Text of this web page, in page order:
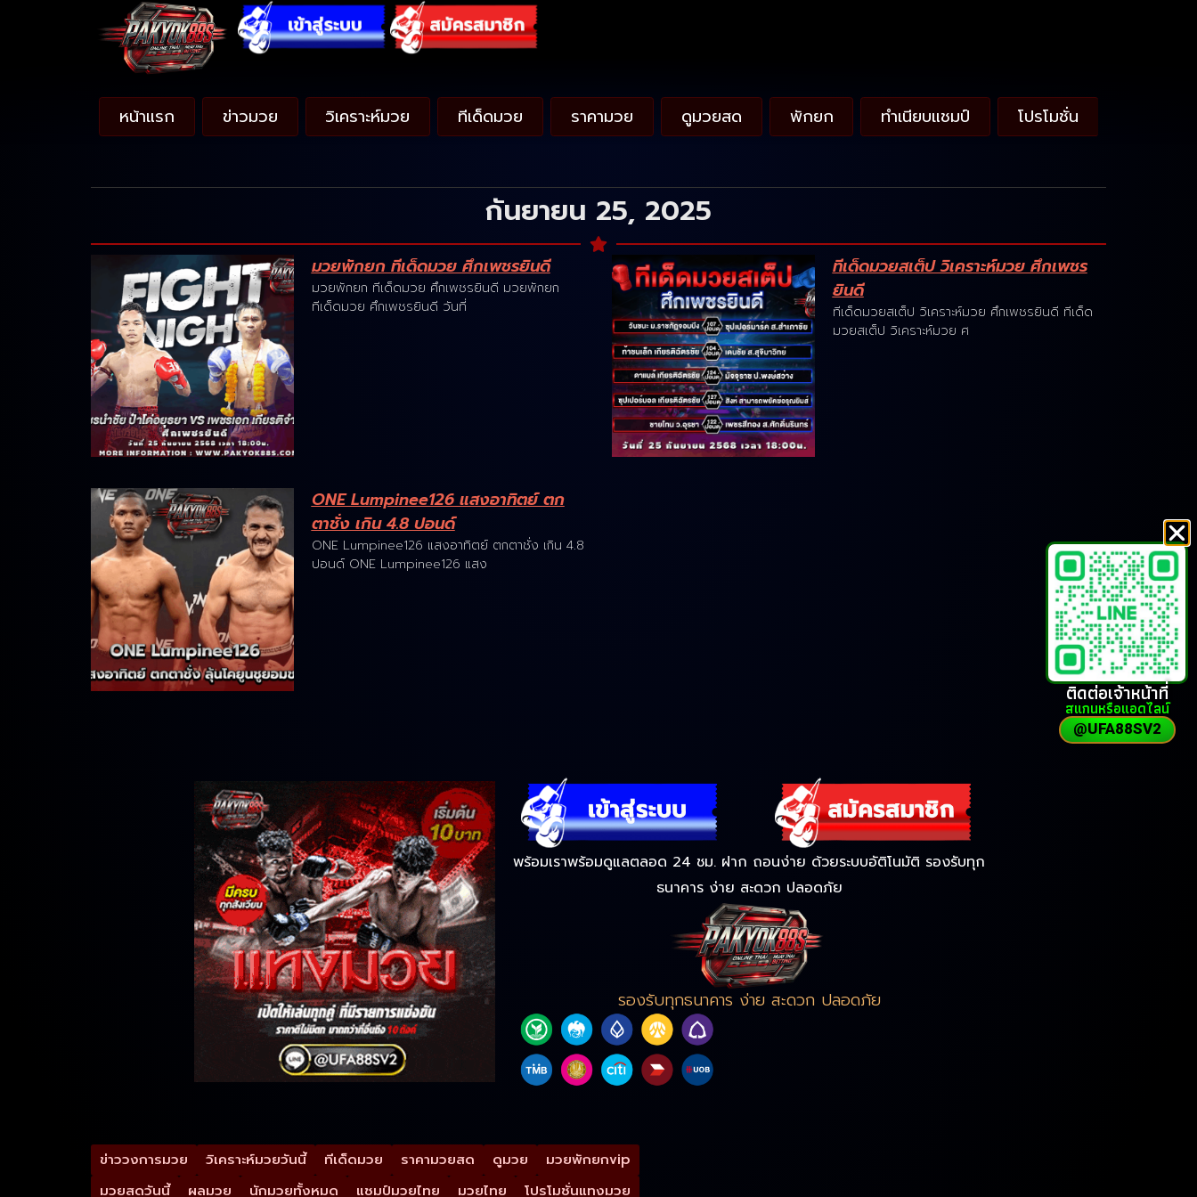
หน้าแรก ข่าวมวย วิเคราะห์มวย ทีเด็ดมวย ราคามวย ดูมวยสด พักยก ทำเนียบแชมป์ โปรโมชั่น
กันยายน 25, 2025
มวยพักยก ทีเด็ดมวย ศึกเพชรยินดี
มวยพักยก ทีเด็ดมวย ศึกเพชรยินดี มวยพักยก
ทีเด็ดมวย ศึกเพชรยินดี วันที่
ทีเด็ดมวยสเต็ป วิเคราะห์มวย ศึกเพชร
ยินดี
ทีเด็ดมวยสเต็ป วิเคราะห์มวย ศึกเพชรยินดี ทีเด็ด
มวยสเต็ป วิเคราะห์มวย ศ
ONE Lumpinee126 แสงอาทิตย์ ตก
ตาชั่ง เกิน 4.8 ปอนด์
ONE Lumpinee126 แสงอาทิตย์ ตกตาชั่ง เกิน 4.8
ปอนด์ ONE Lumpinee126 แสง
พร้อมเราพร้อมดูแลตลอด 24 ชม. ฝาก ถอนง่าย ด้วยระบบอัติโนมัติ รองรับทุก
ธนาคาร ง่าย สะดวก ปลอดภัย
รองรับทุกธนาคาร ง่าย สะดวก ปลอดภัย
ข่าววงการมวย วิเคราะห์มวยวันนี้ ทีเด็ดมวย ราคามวยสด ดูมวย
มวยพักยกvip
มวยสดวันนี้
ผลมวย นักมวยทั้งหมด แชมป์มวยไทย มวยไทย โปรโมชั่นแทงมวย
ติดต่อเจ้าหน้าที่
สแกนหรือแอดไลน์
@UFA88SV2